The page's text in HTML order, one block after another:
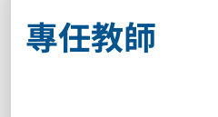
專任教師